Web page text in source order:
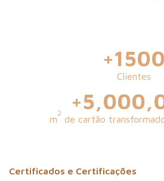
+1500
Clientes
+
m
2
de cartão
Certificados e Certificações